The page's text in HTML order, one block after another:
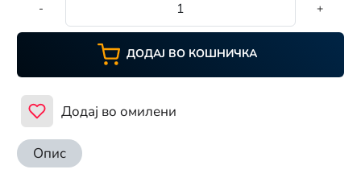
- +
ДОДАЈ ВО КОШНИЧКА
Додај во омилени
Опис